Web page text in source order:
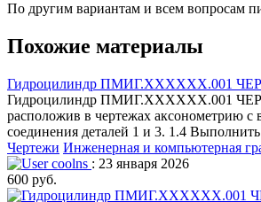
По другим вариантам и всем вопросам
Похожие материалы
Гидроцилиндр ПМИГ.ХХХХХХ.001
Гидроцилиндр ПМИГ.ХХХХХХ.001
расположив в чертежах аксонометрию с
соединения деталей 1 и 3. 1.4
Чертежи Инженерная и компьютерная
coolns : 23 января 2026
600 руб.